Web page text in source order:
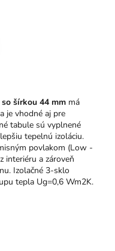
šírkou 44 mm má
a je vhodné aj pre
tabule sú vyplnené
tepelnú izoláciu.
povlakom (Low -
interiéru a zároveň
Izolačné 3-sklo
tepla Ug=0,6 Wm2K.